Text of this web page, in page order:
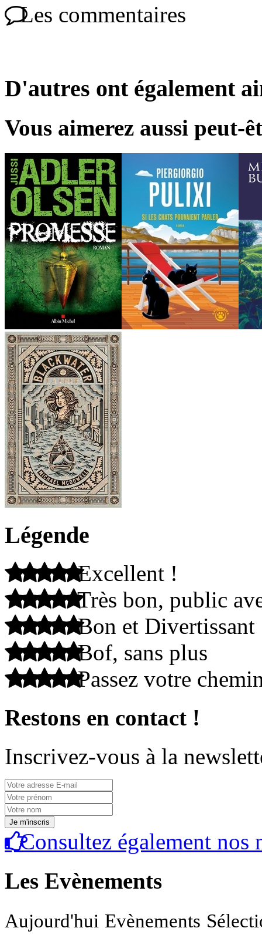
Les commentaires
D'autres ont également
Vous aimerez aussi peut-
Légende
Excellent !
Très bon, public
Bon et Divertissant
Bof, sans plus
Passez votre
Restons en contact !
Inscrivez-vous à la
Consultez également nos
Les Evènements
Aujourd'hui Evènements